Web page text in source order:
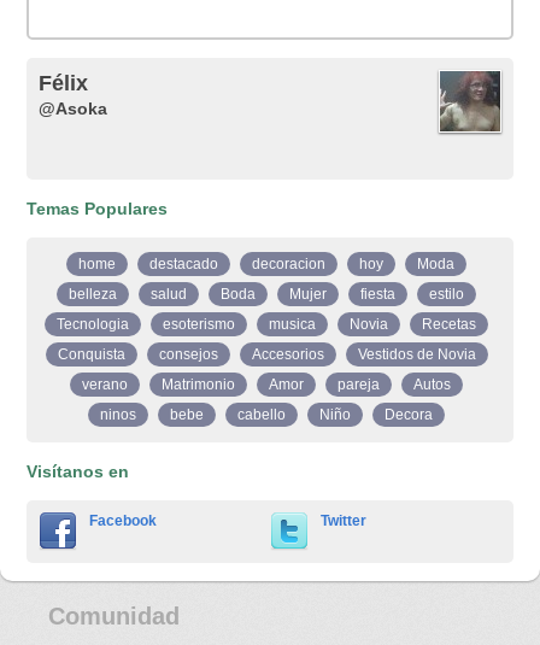
Félix
@Asoka
Temas Populares
home destacado decoracion hoy
Moda
belleza
salud Boda Mujer fiesta
estilo
Tecnologia
esoterismo musica Novia
Recetas
Conquista
consejos Accesorios
Vestidos de Novia
verano
Matrimonio Amor pareja
Autos
ninos
bebe cabello Niño Decora
Visítanos en
Facebook Twitter
Comunidad